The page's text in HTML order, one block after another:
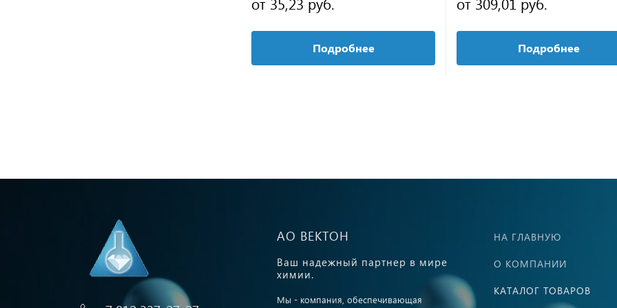
Подробнее Подробнее
АО ВЕКТОН
Ваш надежный партнер в мире
химии.
Мы - компания, обеспечивающая
НА ГЛАВНУЮ
О КОМПАНИИ
КАТАЛОГ ТОВАРОВ